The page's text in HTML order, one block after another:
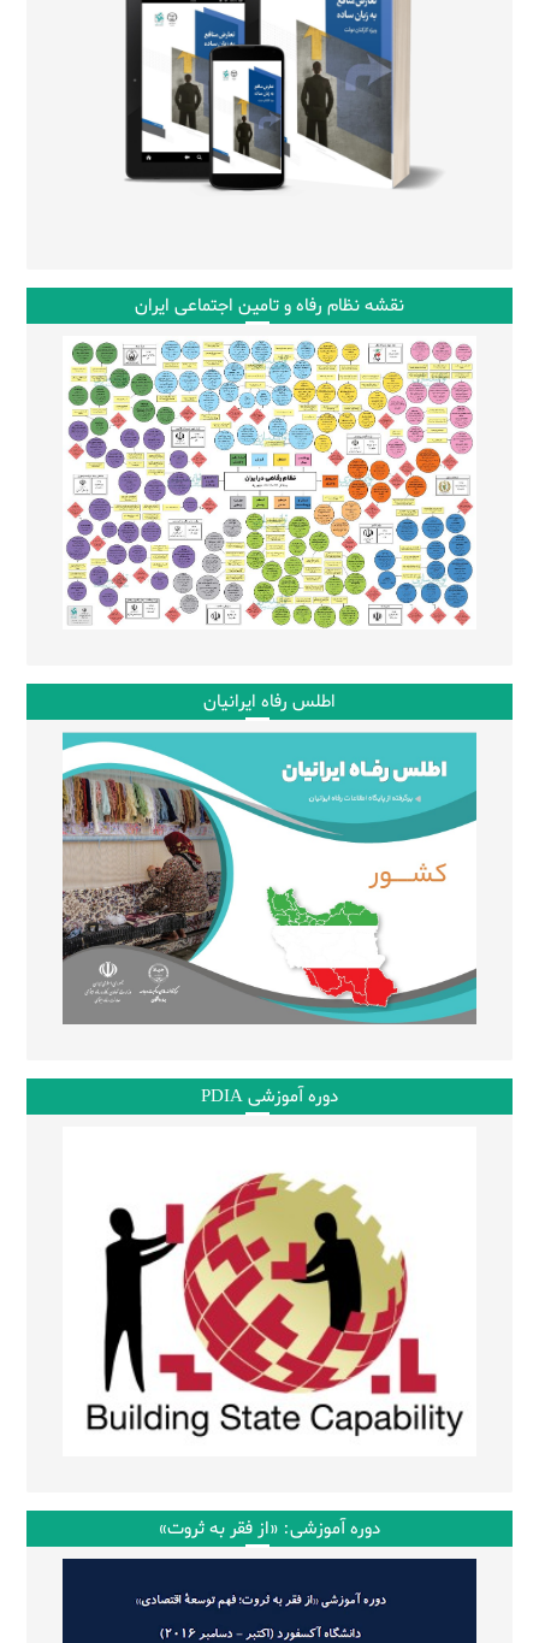
نقشه نظام رفاه و تامین اجتماعی ایران
اطلس رفاه ایرانیان
دوره آموزشی PDIA
دوره آموزشی: «از فقر به ثروت»